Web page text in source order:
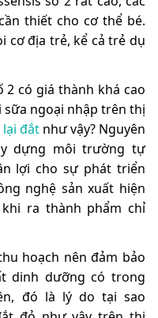
thiết cho cơ thể bé.
cơ địa trẻ, kể cả trẻ dụ
2 có giá thành khá cao
sữa ngoại nhập trên thị
lại đắt như vậy? Nguyên
dựng môi trường tự
lợi cho sự phát triển
nghệ sản xuất hiện
ra thành phẩm chỉ
hoạch nên đảm bảo
dinh dưỡng có trong
đó là lý do tại sao